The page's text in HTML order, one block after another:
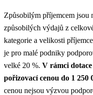
Způsobilým příjemcem jsou
způsobilých výdajů z
kategorie a velikosti
je pro malé podniky
velké 20 %. V rámci
pořizovací cenou do 1 250
cenou nejsou výzvou